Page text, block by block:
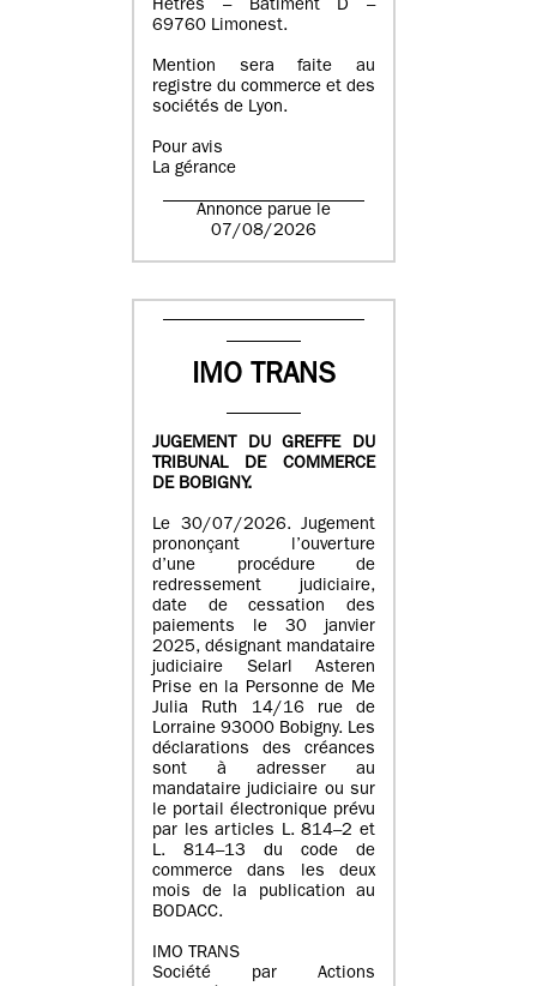
Hêtres – Bâtiment D –
69760 Limonest.
Mention sera faite au
registre du commerce et des
sociétés de Lyon.
Pour avis
La gérance
Annonce parue le
07/08/2026
IMO TRANS
JUGEMENT DU GREFFE DU
TRIBUNAL DE COMMERCE
DE BOBIGNY.
Le 30/07/2026. Jugement
prononçant l’ouverture
d’une procédure de
redressement judiciaire,
date de cessation des
paiements le 30 janvier
2025, désignant mandataire
judiciaire Selarl Asteren
Prise en la Personne de Me
Julia Ruth 14/16 rue de
Lorraine 93000 Bobigny. Les
déclarations des créances
sont à adresser au
mandataire judiciaire ou sur
le portail électronique prévu
par les articles L. 814–2 et
L. 814–13 du code de
commerce dans les deux
mois de la publication au
BODACC.
IMO TRANS
Société par Actions